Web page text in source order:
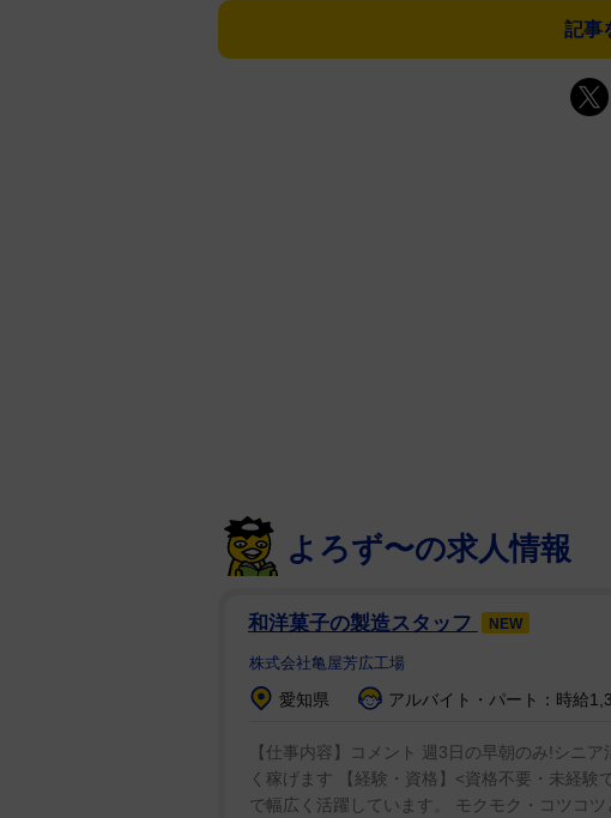
記事
よろず〜の求人情報
和洋菓子の製造スタッフ NEW
株式会社亀屋芳広工場
愛知県 アルバイト・パート：時給
【仕事内容】コメント 週3日の早朝のみ!シニ
く稼げます 【経験・資格】<資格不要・未経
で幅広く活躍しています。 モクモク・コツコ